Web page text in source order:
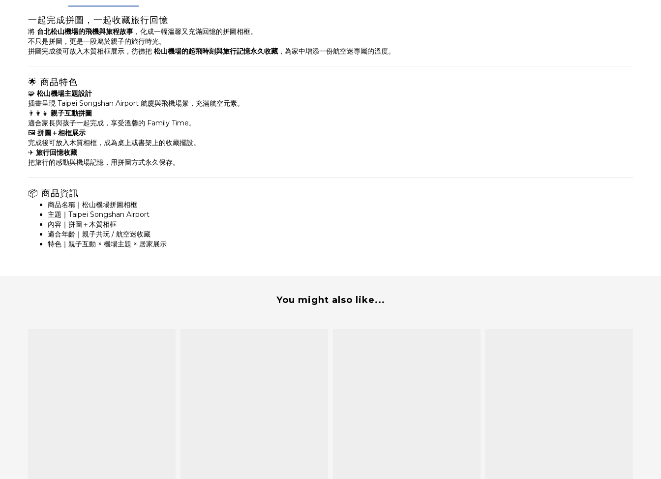
一起完成拼圖，一起收藏旅行回憶
將 台北松山機場的飛機與旅程故事 ，化成一幅溫馨又充滿回憶的拼圖相框。
不只是拼圖，更是一段屬於親子的旅行時光。
拼圖完成後可放入木質相框展示，彷彿把 松山機場的起飛時刻與旅行記憶永久收藏 ，為家中增添一份航空迷專屬的溫度。
🌟 商品特色
🧩 松山機場主題設計
插畫呈現 Taipei Songshan Airport 航廈與飛機場景，充滿航空元素。
👨‍👩‍👧 親子互動拼圖
適合家長與孩子一起完成，享受溫馨的 Family Time。
🖼 拼圖＋相框展示
完成後可放入木質相框，成為桌上或書架上的收藏擺設。
✈ 旅行回憶收藏
把旅行的感動與機場記憶，用拼圖方式永久保存。
📦 商品資訊
商品名稱｜松山機場拼圖相框
主題｜Taipei Songshan Airport
內容｜拼圖＋木質相框
適合年齡｜親子共玩 / 航空迷收藏
特色｜親子互動 × 機場主題 × 居家展示
You might also like...